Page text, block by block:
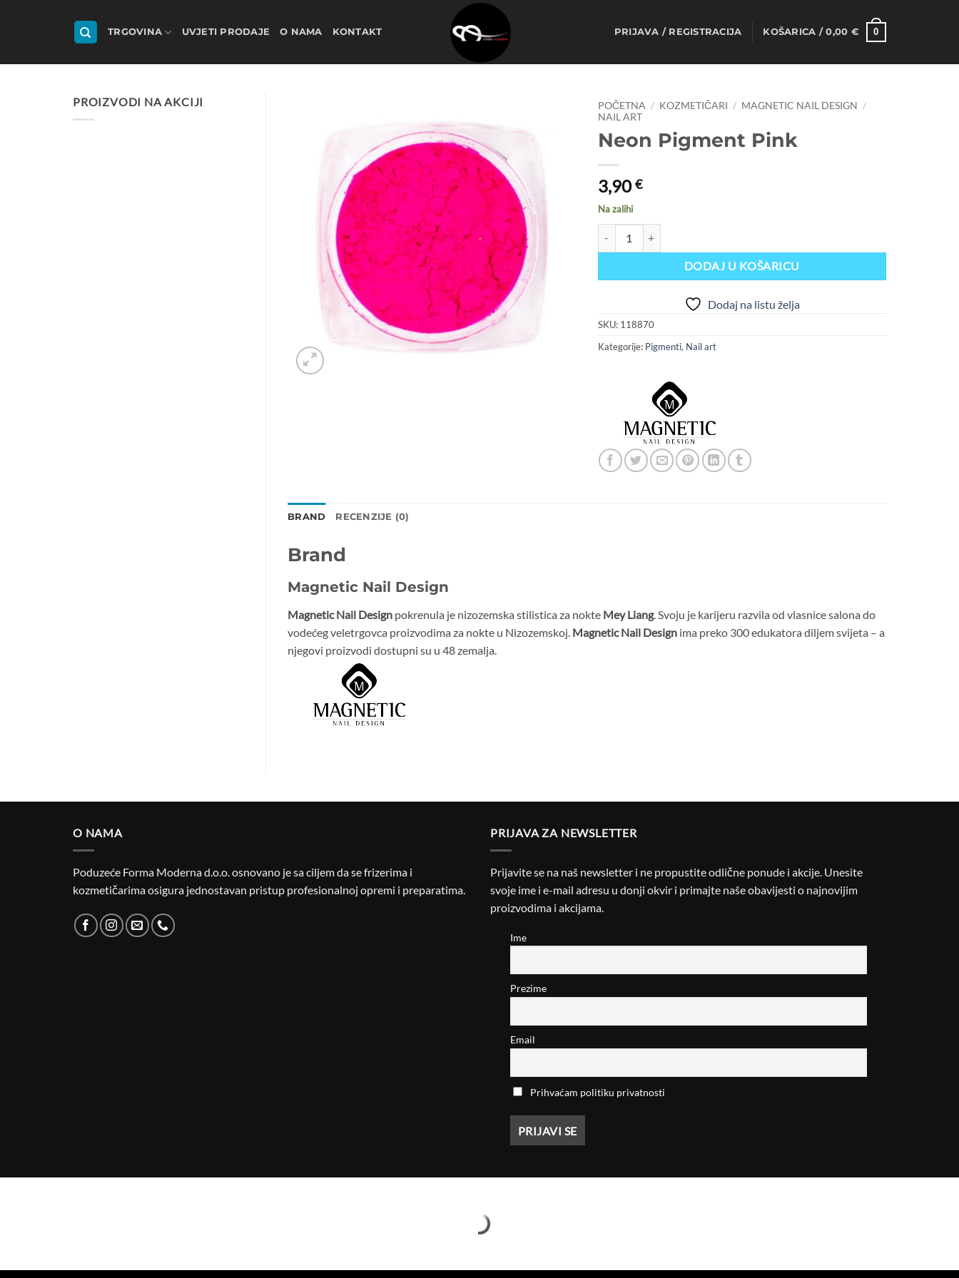
TRGOVINA UVJETI PRODAJE O NAMA KONTAKT PRIJAVA / REGISTRACIJA KOŠARICA /0,00 € 0
PROIZVODI NA AKCIJI POČETNA / KOZMETIČARI / MAGNETIC NAIL DESIGN /
NAIL ART
Neon Pigment Pink
3,90€
Na zalihi
DODAJ U KOŠARICU
Dodaj na listu želja
SKU: 118870
Kategorije: Pigmenti, Nail art
BRAND RECENZIJE (0)
Brand
Magnetic Nail Design
Magnetic Nail Design pokrenula je nizozemska stilistica za nokte Mey Liang. Svoju je karijeru razvila od vlasnice salona do
vodećeg veletrgovca proizvodima za nokte u Nizozemskoj. Magnetic Nail Design ima preko 300 edukatora diljem svijeta – a
njegovi proizvodi dostupni su u 48 zemalja.
O NAMA
Poduzeće Forma Moderna d.o.o. osnovano je sa ciljem da se frizerima i
kozmetičarima osigura jednostavan pristup profesionalnoj opremi i preparatima.
PRIJAVA ZA NEWSLETTER
Prijavite se na naš newsletter i ne propustite odlične ponude i akcije. Unesite
svoje ime i e-mail adresu u donji okvir i primajte naše obavijesti o najnovijim
proizvodima i akcijama.
Ime
Prezime
Email
Prihvaćam politiku privatnosti